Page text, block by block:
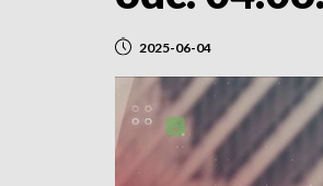
2025-06-04